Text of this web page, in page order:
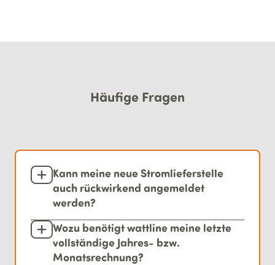
Häufige Fragen
Kann meine neue Stromlieferstelle
auch rückwirkend angemeldet
werden?
Wozu benötigt wattline meine letzte
vollständige Jahres- bzw.
Monatsrechnung?